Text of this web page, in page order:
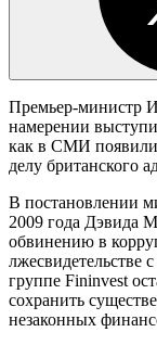
Премьер-министр
намерении
как в СМИ
делу британского
В постановлении
2009 года Дэвида
обвинению в
лжесвидетельстве
группе Fininvest
сохранить
незаконных